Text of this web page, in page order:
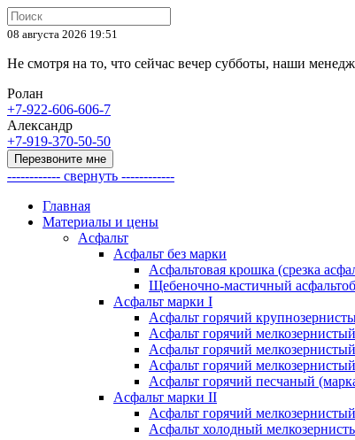
08 августа 2026 19:51
Не смотря на то, что сейчас вечер субботы, наши
Ролан
+7-922-606-606-7
Александр
+7-919-370-50-50
Перезвоните мне
------------ свернуть ------------
Главная
Материалы и цены
Асфальт
Асфальт без марки
Асфальтовая крошка (срезка
Щебеночно-мастичный
Асфальт марки I
Асфальт горячий
Асфальт горячий
Асфальт горячий
Асфальт горячий
Асфальт горячий песчаный
Асфальт марки II
Асфальт горячий
Асфальт холодный